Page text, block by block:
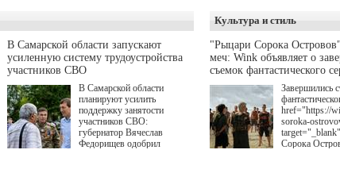
В Самарской области запускают
усиленную систему трудоустройства
участников СВО
В Самарской области
планируют усилить
поддержку занятости
участников СВО:
губернатор Вячеслав
Федорищев одобрил
Культура и стиль
"Рыцари Сорока
меч: Wink объявляет о
съемок фантастического
Завершились
href="https://
soroka-
Сорока